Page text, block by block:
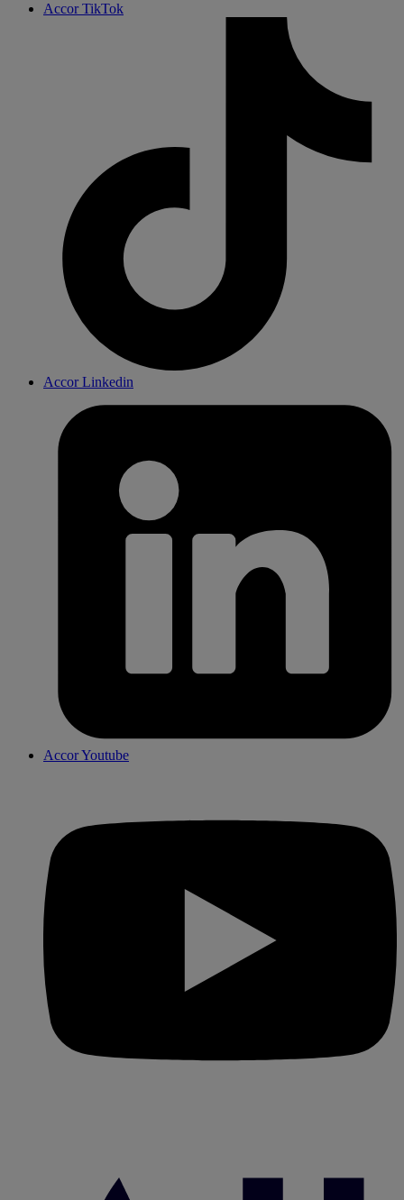
Accor TikTok
Accor Linkedin
Accor Youtube